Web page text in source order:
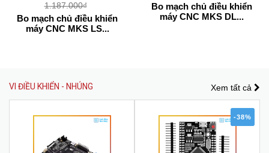
1.187.000₫
Bo mạch chủ điều khiển
máy CNC MKS LS...
Bo mạch chủ điều khiển
máy CNC MKS DL...
VI ĐIỀU KHIỂN - NHÚNG Xem tất cả
-38%